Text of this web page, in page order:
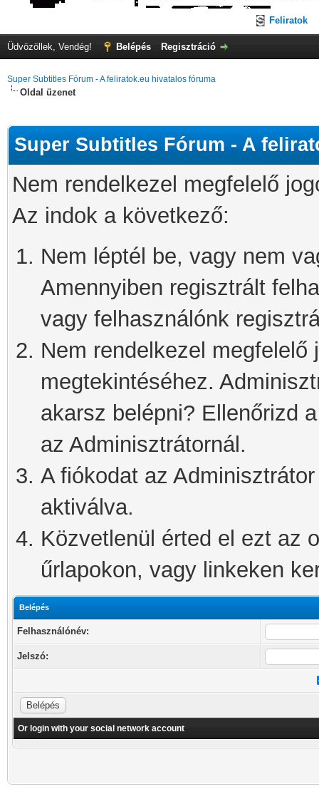
Feliratok
Üdvözöllek, Vendég! Belépés Regisztráció
Super Subtitles Fórum - A feliratok.eu hivatalos fóruma
Oldal üzenet
Super Subtitles Fórum - A
Nem rendelkezel megfelelő
Az indok a következő:
Nem léptél be, vagy nem
Amennyiben regisztrált
vagy felhasználónk
Nem rendelkezel megfelelő
megtekintéséhez.
akarsz belépni? Ellenőrizd
az Adminisztrátornál.
A fiókodat az
aktiválva.
Közvetlenül érted el ezt az
űrlapokon, vagy linkeken
Belépés
Felhasználónév:
Jelszó:
Or login with your social network account